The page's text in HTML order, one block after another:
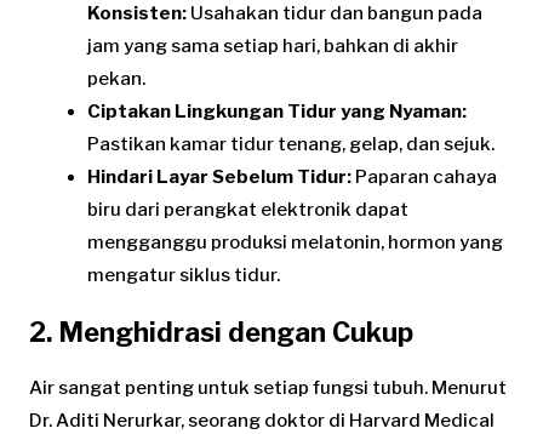
Konsisten: Usahakan tidur dan bangun pada
jam yang sama setiap hari, bahkan di akhir
pekan.
Ciptakan Lingkungan Tidur yang Nyaman:
Pastikan kamar tidur tenang, gelap, dan sejuk.
Hindari Layar Sebelum Tidur: Paparan cahaya
biru dari perangkat elektronik dapat
mengganggu produksi melatonin, hormon yang
mengatur siklus tidur.
2. Menghidrasi dengan Cukup
Air sangat penting untuk setiap fungsi tubuh. Menurut
Dr. Aditi Nerurkar, seorang doktor di Harvard Medical